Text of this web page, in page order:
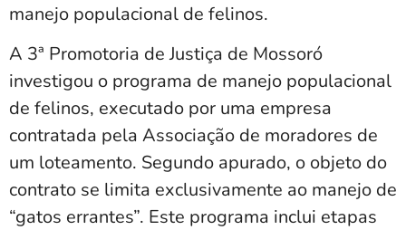
manejo populacional de felinos.
A 3ª Promotoria de Justiça de Mossoró
investigou o programa de manejo populacional
de felinos, executado por uma empresa
contratada pela Associação de moradores de
um loteamento. Segundo apurado, o objeto do
contrato se limita exclusivamente ao manejo de
“gatos errantes”. Este programa inclui etapas